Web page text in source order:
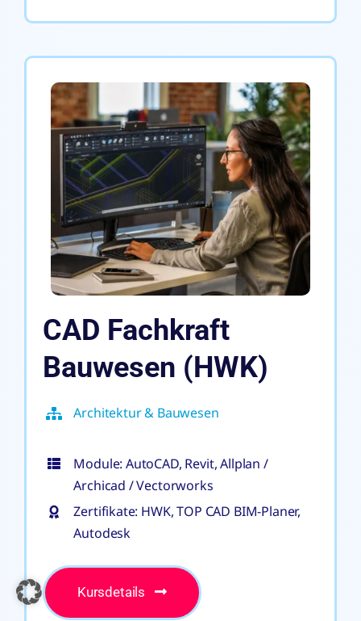
CAD Fachkraft
Bauwesen (HWK)
Architektur & Bauwesen
Module: AutoCAD, Revit, Allplan /
Archicad / Vectorworks
Zertifikate: HWK, TOP CAD BIM-Planer,
Autodesk
Kursdetails